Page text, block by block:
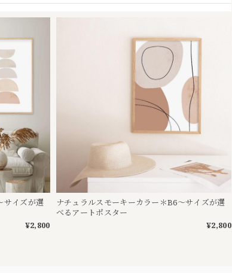
サイズが選
¥2,800
ナチュラルスモーキーカラー＊B6〜サイズが選
べるアートポスター
¥2,800